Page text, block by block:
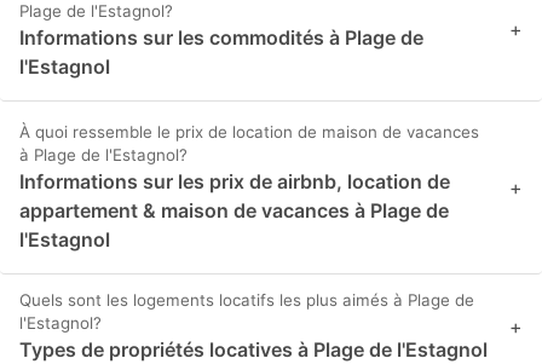
Plage de l'Estagnol?
Informations sur les commodités à Plage de
l'Estagnol
+
À quoi ressemble le prix de location de maison de vacances
à Plage de l'Estagnol?
Informations sur les prix de airbnb, location de
appartement & maison de vacances à Plage de
l'Estagnol
+
Quels sont les logements locatifs les plus aimés à Plage de
l'Estagnol?
Types de propriétés locatives à Plage de l'Estagnol
+